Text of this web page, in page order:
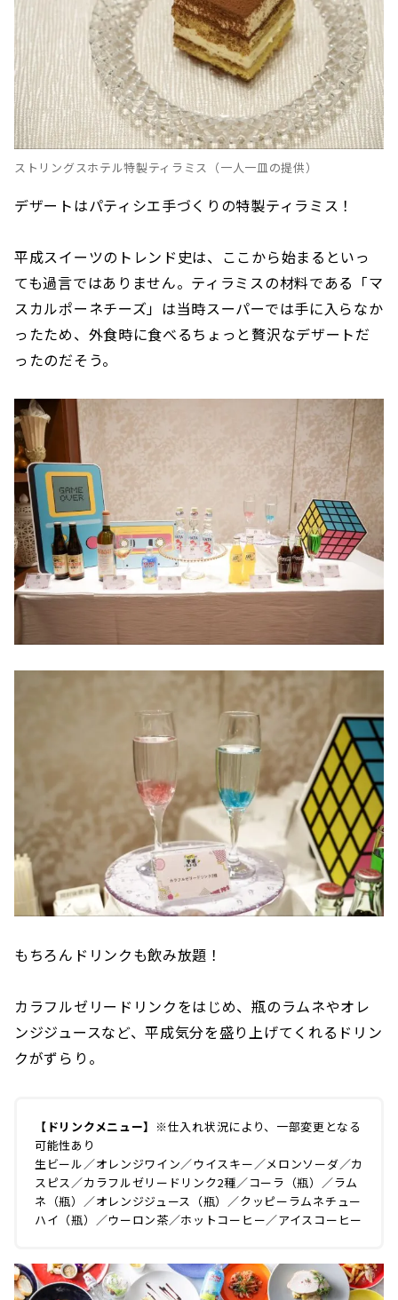
ストリングスホテル特製ティラミス（一人一皿の提供）
デザートはパティシエ手づくりの特製ティラミス！
平成スイーツのトレンド史は、ここから始まるといっ
ても過言ではありません。ティラミスの材料である「マ
スカルポーネチーズ」は当時スーパーでは手に入らなか
ったため、外食時に食べるちょっと贅沢なデザートだ
ったのだそう。
もちろんドリンクも飲み放題！
カラフルゼリードリンクをはじめ、瓶のラムネやオレ
ンジジュースなど、平成気分を盛り上げてくれるドリン
クがずらり。
【ドリンクメニュー】 ※仕入れ状況により、一部変更となる
可能性あり
生ビール／オレンジワイン／ウイスキー／メロンソーダ／カ
スピス／カラフルゼリードリンク2種／コーラ（瓶）／ラム
ネ（瓶）／オレンジジュース（瓶）／クッピーラムネチュー
ハイ（瓶）／ウーロン茶／ホットコーヒー／アイスコーヒー